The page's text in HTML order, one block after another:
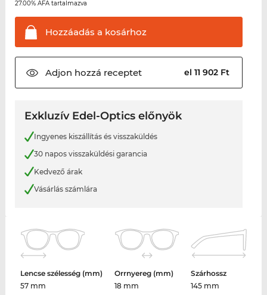
27.00% ÁFA tartalmazva
Hozzáadás a kosárhoz
Adjon hozzá receptet el 11 902 Ft
Exkluzív Edel-Optics előnyök
Ingyenes kiszállítás és visszaküldés
30 napos visszaküldési garancia
Kedvező árak
Vásárlás számlára
Lencse szélesség (mm)
57 mm
Orrnyereg (mm)
18 mm
Szárhossz
145 mm